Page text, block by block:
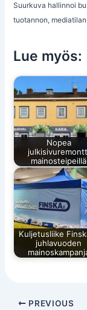
Suurkuva hallinnoi
tuotannon,
Lue myös:
Nopea
mainosteipeillä
Kuljetusliike
juhlavuoden
PREVIOUS